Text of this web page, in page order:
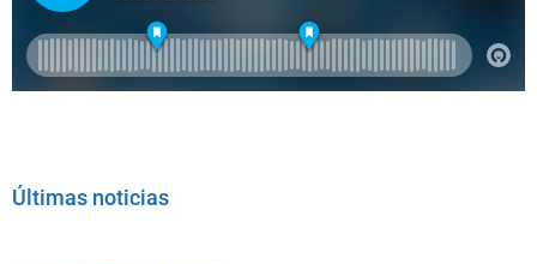
Últimas noticias